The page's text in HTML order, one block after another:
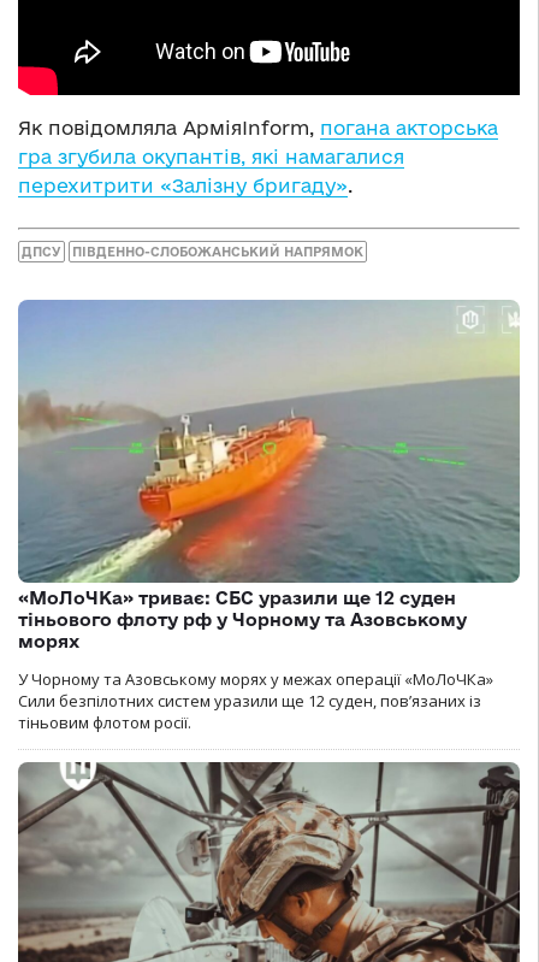
Як повідомляла АрміяInform, погана акторська
гра згубила окупантів, які намагалися
перехитрити «Залізну бригаду».
ДПСУ ПІВДЕННО-СЛОБОЖАНСЬКИЙ НАПРЯМОК
«МоЛоЧКа» триває: СБС уразили ще 12 суден
тіньового флоту рф у Чорному та Азовському
морях
У Чорному та Азовському морях у межах операції «МоЛоЧКа»
Сили безпілотних систем уразили ще 12 суден, пов’язаних із
тіньовим флотом росії.